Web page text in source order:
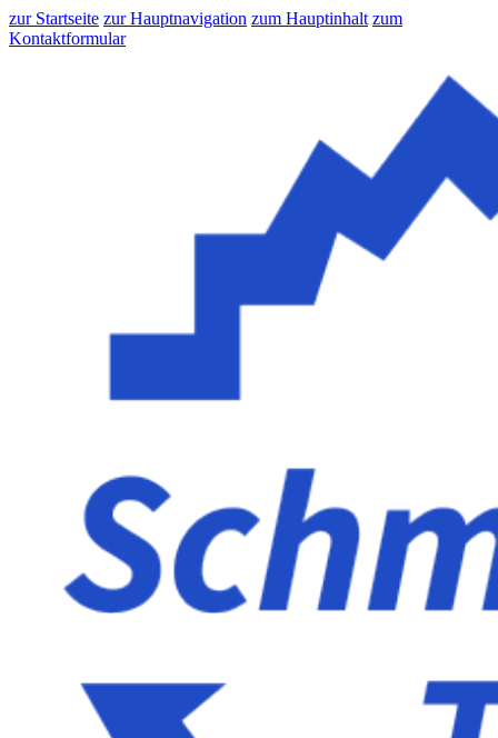
zur Startseite zur Hauptnavigation zum Hauptinhalt zum
Kontaktformular